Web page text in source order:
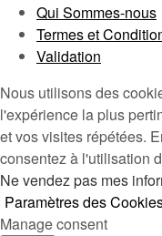
Qui Sommes-nous
Termes et
Validation
Nous utilisons des
l'expérience la plus
et vos visites répétées.
consentez à l'utilisation
Ne vendez pas mes
Paramètres des
Manage consent